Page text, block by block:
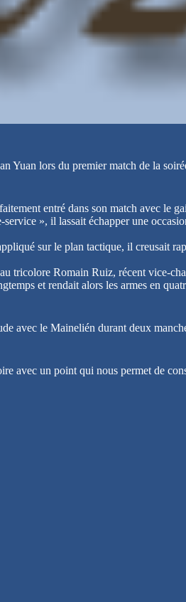
Yuan lors du premier match de la
entré dans son match avec le
», il lassait échapper une
sur le plan tactique, il creusait
tricolore Romain Ruiz, récent vice-
et rendait alors les armes en
avec le Mainelién durant deux
avec un point qui nous permet de